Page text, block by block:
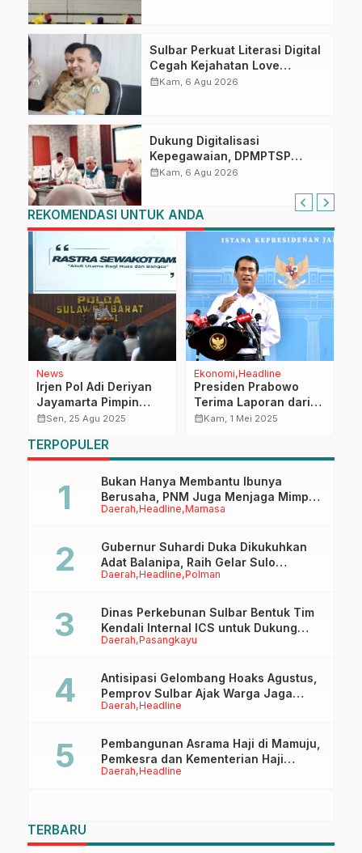
Sulbar Perkuat Literasi Digital
Cegah Kejahatan Love
Scamming
calendar_monthKam, 6 Agu 2026
Dukung Digitalisasi
Kepegawaian, DPMPTSP
Sulbar Siap Terapkan Aplikasi
calendar_monthKam, 6 Agu 2026
REKOMENDASI UNTUK ANDA
News
Irjen Pol Adi Deriyan
Jayamarta Pimpin
Polda Sulbar dengan
calendar_monthSen, 25 Agu 2025
Ekonomi Headline
Presiden Prabowo
Terima Laporan dari
Menteri Amran Terkait
Nasional
calendar_monthKam, 1 Mei 2025
TERPOPULER
Daerah Headline Mamasa
Bukan Hanya Membantu Ibunya
Berusaha, PNM Juga Menjaga Mimpi
Anaknya Untuk Menggapai Cita-Cita
Daerah Headline Polman
Gubernur Suhardi Duka Dikukuhkan
Adat Balanipa, Raih Gelar Sulo
Tappidena
Daerah Pasangkayu
Dinas Perkebunan Sulbar Bentuk Tim
Kendali Internal ICS untuk Dukung
Sertifikasi ISPO Pekebun di
Daerah Headline
Antisipasi Gelombang Hoaks Agustus,
Pemprov Sulbar Ajak Warga Jaga
Ruang Digital
Daerah Headline
Pembangunan Asrama Haji di Mamuju,
Pemkesra dan Kementerian Haji
Sulbar Tinjau Lokasi
TERBARU